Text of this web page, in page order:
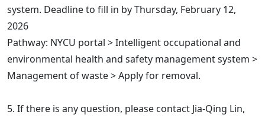
system. Deadline to fill in by Thursday, February 12,
2026
Pathway: NYCU portal > Intelligent occupational and
environmental health and safety management system >
Management of waste > Apply for removal.
5. If there is any question, please contact Jia-Qing Lin,